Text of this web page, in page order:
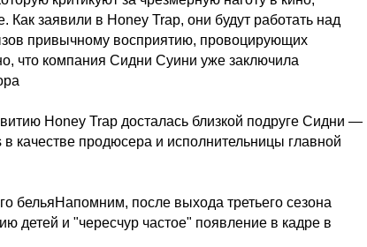
заявили в Honey Trap, они будут работать над
привычному восприятию, провоцирующих
что компания Сидни Суини уже заключила
Honey Trap досталась близкой подруге Сидни —
качестве продюсера и исполнительницы главной
бельяНапомним, после выхода третьего сезона
детей и "чересчур частое" появление в кадре в